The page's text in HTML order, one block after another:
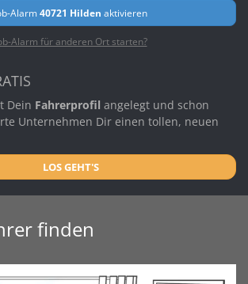
Alarm40721 Hilden aktivieren
Alarm für anderen Ort starten?
Dein Fahrerprofil angelegt und schon
Unternehmen Dir einen tollen, neuen
LOS GEHT'S
finden